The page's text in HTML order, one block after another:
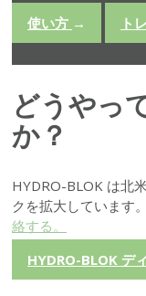
使い方 → ト
どうやっ
か？
HYDRO-BLOK は北
クを拡大しています
絡する。
HYDRO-BLOK デ